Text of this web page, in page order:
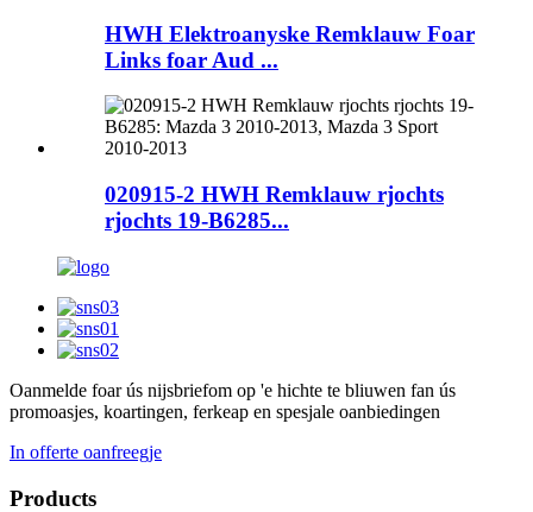
HWH Elektroanyske Remklauw Foar
Links foar Aud ...
020915-2 HWH Remklauw rjochts
rjochts 19-B6285...
Oanmelde foar ús nijsbriefom op 'e hichte te bliuwen fan ús
promoasjes, koartingen, ferkeap en spesjale oanbiedingen
In offerte oanfreegje
Products